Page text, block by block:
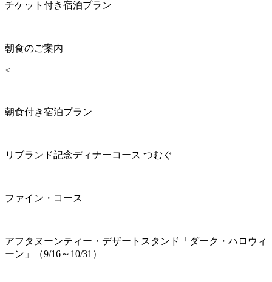
チケット付き宿泊プラン
朝食のご案内
<
朝食付き宿泊プラン
リブランド記念ディナーコース つむぐ
ファイン・コース
アフタヌーンティー・デザートスタンド「ダーク・ハロウィ
ーン」（9/16～10/31）